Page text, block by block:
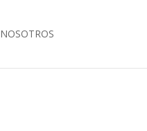
NOSOTROS